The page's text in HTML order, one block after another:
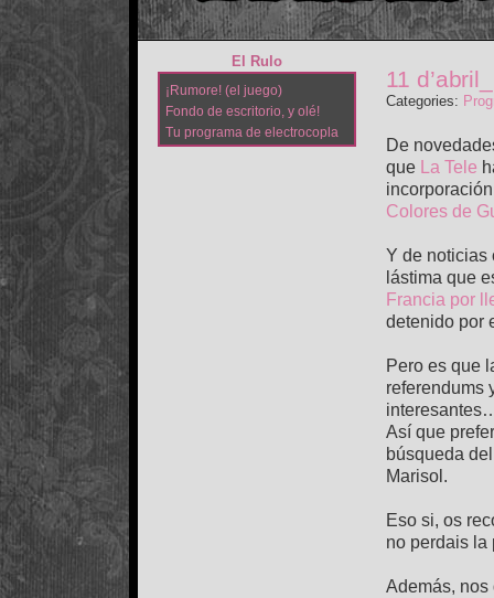
11
Categories:
De
que
La Tele
Colores de
Y de noticias
lástima que
Francia por
detenido por
Pero es que
referendums
Así que
búsqueda
Marisol.
Eso si, os
no perdais la
Además,
El Rulo
¡Rumore! (el juego)
Fondo de escritorio, y olé!
Tu programa de electrocopla